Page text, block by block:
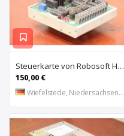
Steuerkarte von Robosoft HACO – HACC 013 PPES 30135
150,00 €
Wiefelstede, Niedersachsen, DE